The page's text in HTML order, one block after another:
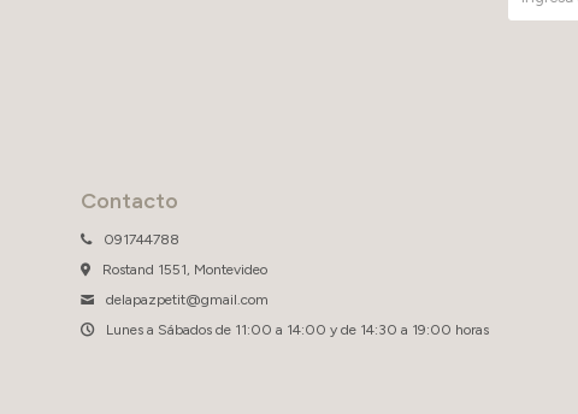
Contacto
091744788
Rostand 1551, Montevideo
delapazpetit@gmail.com
Lunes a Sábados de 11:00 a 14:00 y de 14:30 a 19:00 horas